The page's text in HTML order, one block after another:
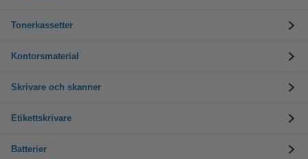
Tonerkassetter
Kontorsmaterial
Skrivare och skanner
Etikettskrivare
Batterier